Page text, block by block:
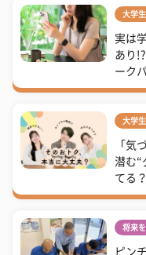
大学
実は
あり
ーク
大学
「気
潜む“
てる？
将来
ピン